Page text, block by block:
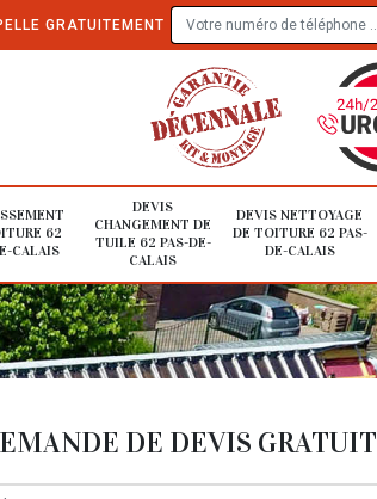
GRATUITEMENT
62
CALAIS
DEVIS
CHANGEMENT DE
TUILE 62 PAS-DE-
CALAIS
DEVIS NETTOYAGE
DE TOITURE 62 PAS-
DE-CALAIS
DE DEVIS GRATUIT